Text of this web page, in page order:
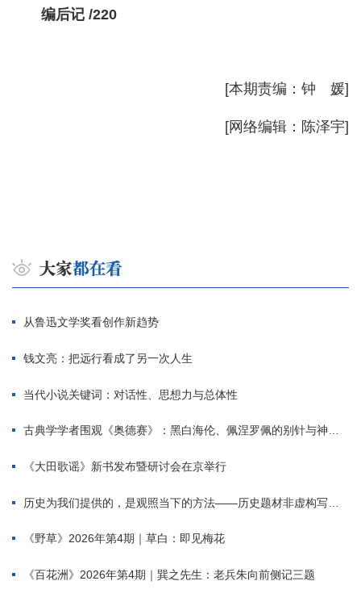
编后记 /220
[本期责编：钟 媛]
[网络编辑：陈泽宇]
从鲁迅文学奖看创作新趋势
钱文亮：把远行看成了另一次人生
当代小说关键词：对话性、思想力与总体性
古典学学者围观《奥德赛》：黑白海伦、佩涅罗佩的别针与神秘入侵者
《大田歌谣》新书发布暨研讨会在京举行
历史为我们提供的，是观照当下的方法——历史题材非虚构写作多人谈
《野草》2026年第4期｜草白：即见梅花
《百花洲》2026年第4期｜巽之先生：老兵朱向前侧记三题